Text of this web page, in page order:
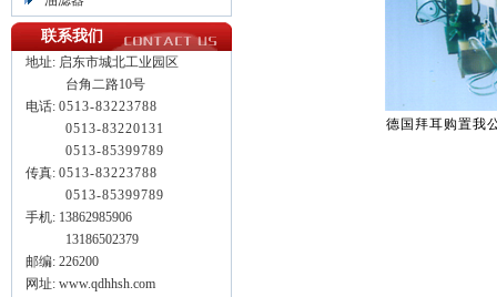
联系我们
地址: 启东市城北工业园区
台角二路10号
电话: 0513-83223788
0513-83220131
0513-85399789
传真: 0513-83223788
0513-85399789
手机: 13862985906
13186502379
邮编: 226200
网址: www.qdhhsh.com
德国拜耳购置我